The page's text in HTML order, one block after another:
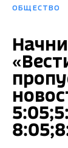
ОБЩЕСТВО